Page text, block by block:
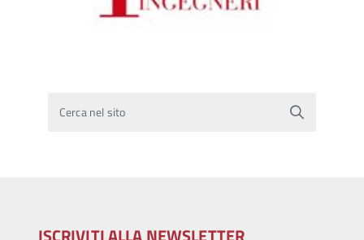
Cerca nel sito